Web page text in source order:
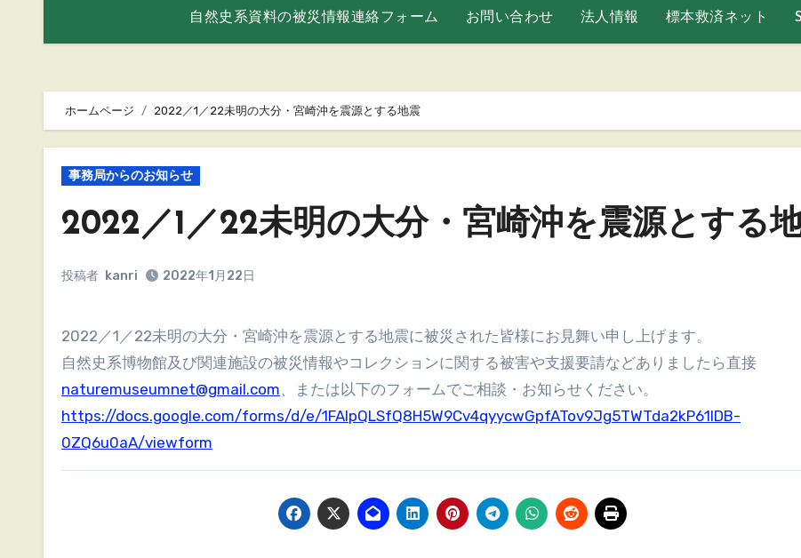
自然史系資料の被災情報連絡フォーム お問い合わせ 法人情報 標本救済ネット
ホームページ 2022／1／22未明の大分・宮崎沖を震源とする地震
事務局からのお知らせ
2022／1／22未明の大分・宮崎沖を震源とする
投稿者 kanri 2022年1月22日
2022／1／22未明の大分・宮崎沖を震源とする地震に被災された皆様にお見舞い申し上げます。
自然史系博物館及び関連施設の被災情報やコレクションに関する被害や支援要請などありましたら直接
naturemuseumnet@gmail.com、または以下のフォームでご相談・お知らせください。
https://docs.google.com/forms/d/e/1FAIpQLSfQ8H5W9Cv4qyycwGpfATov9Jg5TWTda2kP61lDB-
0ZQ6u0aA/viewform